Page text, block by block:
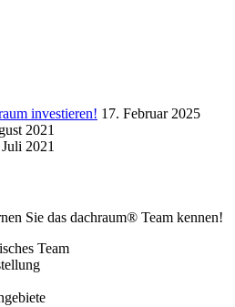
investieren! 17. Februar 2025
2021
2021
Sie das dachraum® Team kennen!
Team